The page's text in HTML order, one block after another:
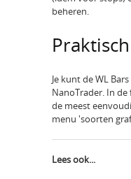
beheren.
Praktisch
Je kunt de WL
NanoTrader. In
de meest
menu 'soorten
Lees ook...